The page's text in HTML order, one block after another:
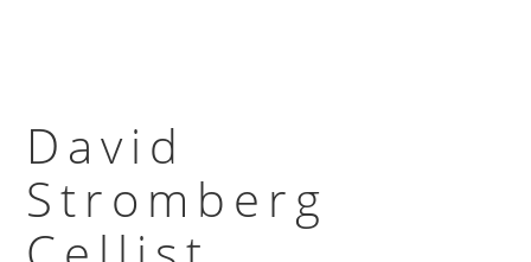
David
Stromberg